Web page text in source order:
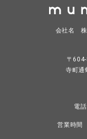
会社名 株
〒
寺町通
電
営業時間